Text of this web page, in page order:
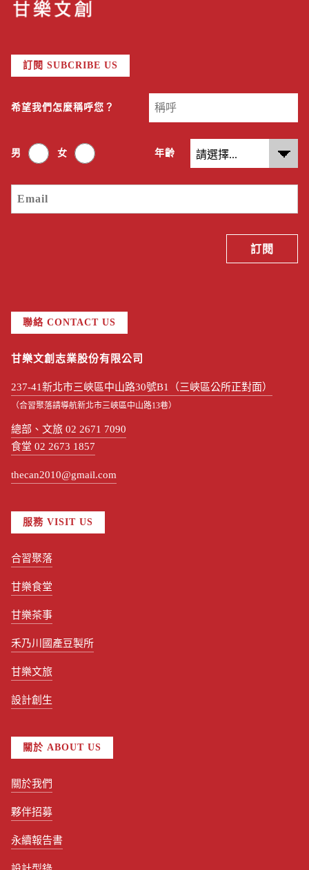
訂閱 SUBCRIBE US
希望我們怎麼稱呼您？
男 女 年齡
聯絡 CONTACT US
甘樂文創志業股份有限公司
237-41新北市三峽區中山路30號B1（三峽區公所正對面）
（合習聚落請導航新北市三峽區中山路13巷）
總部、文旅 02 2671 7090
食堂 02 2673 1857
thecan2010@gmail.com
服務 VISIT US
合習聚落
甘樂食堂
甘樂茶事
禾乃川國產豆製所
甘樂文旅
設計創生
關於 ABOUT US
關於我們
夥伴招募
永續報告書